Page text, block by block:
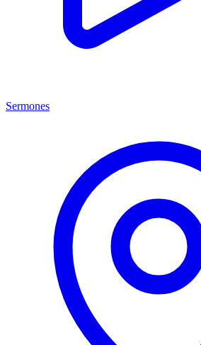
Sermones